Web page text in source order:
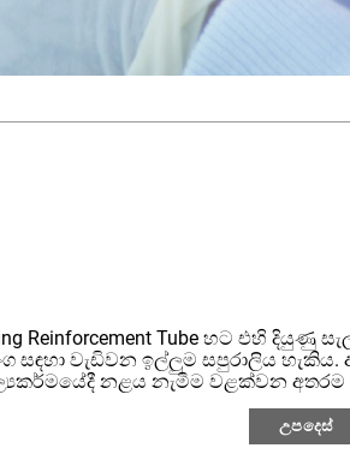
Reinforcement Tube හට එහි දියුණු
සඳහා වැඩිවන ඉල්ලුම සපුරාලිය හැකිය.
නළය නැමීම වළක්වන අතරම
කරන ලද නල බහුලව භාවිතා වේ.
සැපයිය හැකි අතර, එහි සුමටඋපදෙස්